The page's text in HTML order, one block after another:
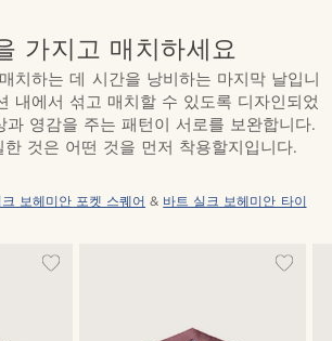
가지고 매치하세요
치하는 데 시간을 낭비하는 마지막 날입니
내에서 섞고 매치할 수 있도록 디자인되었
과 영감을 주는 패턴이 서로를 보완합니다.
것은 어떤 것을 먼저 착용할지입니다.
보헤미안 포켓 스퀘어 & 바트 실크 보헤미안 타이